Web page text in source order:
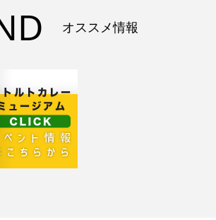
オススメ情報